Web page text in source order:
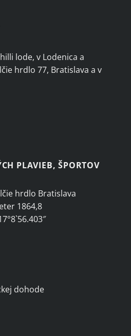
lode, v Lodenica a
hrdlo 77, Bratislava a v
PLAVIEB, ŠPORTOV
hrdlo Bratislava
1864,8
dohode